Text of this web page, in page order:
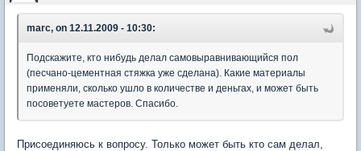
marc, on 12.11.2009 - 10:30:
Подскажите, кто нибудь делал самовыравнивающийся пол
(песчано-цементная стяжка уже сделана). Какие материалы
применяли, сколько ушло в количестве и деньгах, и может быть
посоветуете мастеров. Спасибо.
Присоединяюсь к вопросу. Только может быть кто сам делал,